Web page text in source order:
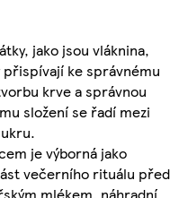
jako jsou vláknina,
přispívají ke správnému
krve a správnou
složení se řadí mezi
je výborná jako
večerního rituálu před
mlékem, náhradní